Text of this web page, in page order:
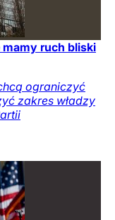
ruch bliski
ograniczyć
zakres władzy